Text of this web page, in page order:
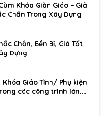
Khóa Giàn Giáo – Giải
Chắn Trong Xây Dựng
Chắn, Bền Bỉ, Giá Tốt
Dựng
Khóa Giáo Tĩnh/ Phụ kiện
các công trình lớn.
chắc chắn cho công